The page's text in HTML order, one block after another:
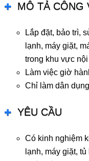
MÔ TẢ CÔNG
Lắp đặt, bảo trì,
lạnh, máy giặt,
trong khu vực
Làm việc giờ
Chỉ làm dân
YÊU CẦU
Có kinh nghiệm
lạnh, máy giặt,